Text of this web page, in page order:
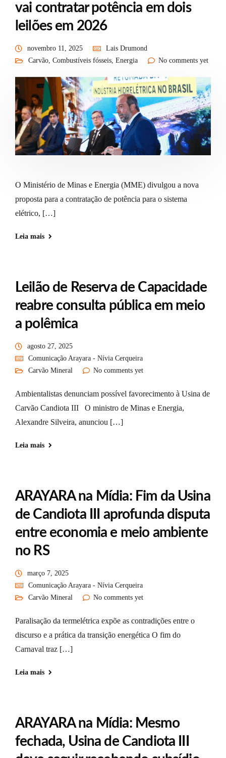
vai contratar potência em dois
leilões em 2026
novembro 11, 2025
Lais Drumond
Carvão, Combustíveis fósseis, Energia No comments yet
O Ministério de Minas e Energia (MME) divulgou a nova
proposta para a contratação de potência para o sistema
elétrico, […]
Leia mais
Leilão de Reserva de Capacidade
reabre consulta pública em meio
a polêmica
agosto 27, 2025
Comunicação Arayara - Nívia Cerqueira
Carvão Mineral
No comments yet
Ambientalistas denunciam possível favorecimento à Usina de
Carvão Candiota III O ministro de Minas e Energia,
Alexandre Silveira, anunciou […]
Leia mais
ARAYARA na Mídia: Fim da Usina
de Candiota III aprofunda disputa
entre economia e meio ambiente
no RS
março 7, 2025
Comunicação Arayara - Nívia Cerqueira
Carvão Mineral
No comments yet
Paralisação da termelétrica expõe as contradições entre o
discurso e a prática da transição energética O fim do
Carnaval traz […]
Leia mais
ARAYARA na Mídia: Mesmo
fechada, Usina de Candiota III